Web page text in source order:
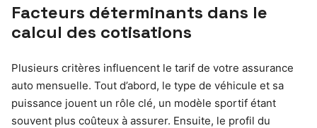
Facteurs déterminants dans le
calcul des cotisations
Plusieurs critères influencent le tarif de votre assurance
auto mensuelle. Tout d’abord, le type de véhicule et sa
puissance jouent un rôle clé, un modèle sportif étant
souvent plus coûteux à assurer. Ensuite, le profil du